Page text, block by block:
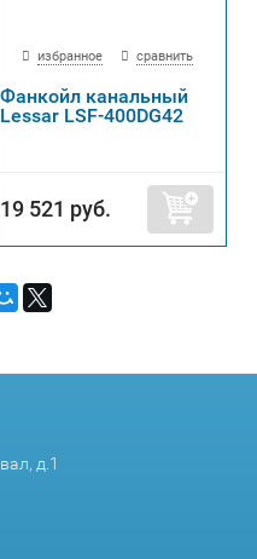
избранное сравнить
Фанкойл канальный
Lessar LSF-400DG42
19 521 руб.
д.1